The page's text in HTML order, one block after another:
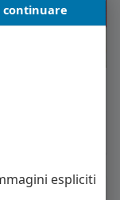
continuare
espliciti